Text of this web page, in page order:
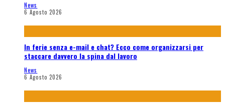
News
6 Agosto 2026
In ferie senza e-mail e chat? Ecco come organizzarsi per
staccare davvero la spina dal lavoro
News
6 Agosto 2026